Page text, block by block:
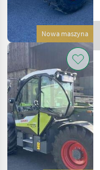
Nowa maszyna